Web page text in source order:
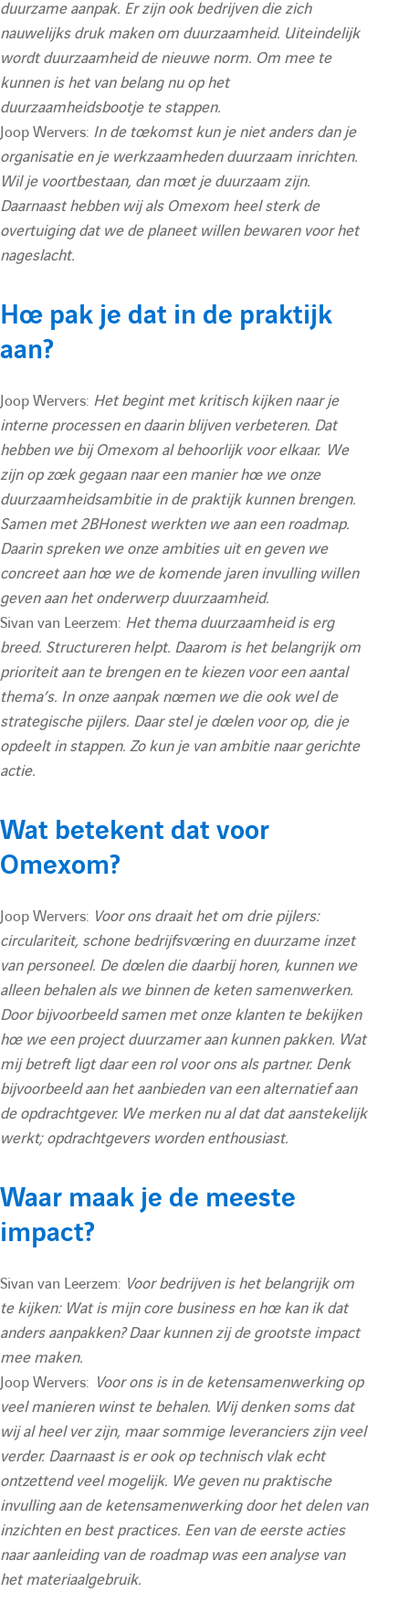
r
c
r
h
duurzame aanpak. Er zijn ook bedrijven die zich
nauwelijks druk maken om duurzaamheid. Uiteindelijk
wordt duurzaamheid de nieuwe norm. Om mee te
kunnen is het van belang nu op het
duurzaamheidsbootje te stappen.
Joop Wervers: In de toekomst kun je niet anders dan je
organisatie en je werkzaamheden duurzaam inrichten.
Wil je voortbestaan, dan moet je duurzaam zijn.
Daarnaast hebben wij als Omexom heel sterk de
overtuiging dat we de planeet willen bewaren voor het
nageslacht.
Hoe pak je dat in de praktijk
aan?
Joop Wervers: Het begint met kritisch kijken naar je
interne processen en daarin blijven verbeteren. Dat
hebben we bij Omexom al behoorlijk voor elkaar. We
zijn op zoek gegaan naar een manier hoe we onze
duurzaamheidsambitie in de praktijk kunnen brengen.
Samen met 2BHonest werkten we aan een roadmap.
Daarin spreken we onze ambities uit en geven we
concreet aan hoe we de komende jaren invulling willen
geven aan het onderwerp duurzaamheid.
Sivan van Leerzem: Het thema duurzaamheid is erg
breed. Structureren helpt. Daarom is het belangrijk om
prioriteit aan te brengen en te kiezen voor een aantal
thema’s. In onze aanpak noemen we die ook wel de
strategische pijlers. Daar stel je doelen voor op, die je
opdeelt in stappen. Zo kun je van ambitie naar gerichte
actie.
Wat betekent dat voor
Omexom?
Joop Wervers: Voor ons draait het om drie pijlers:
circulariteit, schone bedrijfsvoering en duurzame inzet
van personeel. De doelen die daarbij horen, kunnen we
alleen behalen als we binnen de keten samenwerken.
Door bijvoorbeeld samen met onze klanten te bekijken
hoe we een project duurzamer aan kunnen pakken. Wat
mij betreft ligt daar een rol voor ons als partner. Denk
bijvoorbeeld aan het aanbieden van een alternatief aan
de opdrachtgever. We merken nu al dat dat aanstekelijk
werkt; opdrachtgevers worden enthousiast.
Waar maak je de meeste
impact?
Sivan van Leerzem: Voor bedrijven is het belangrijk om
te kijken: Wat is mijn core business en hoe kan ik dat
anders aanpakken? Daar kunnen zij de grootste impact
mee maken.
Joop Wervers: Voor ons is in de ketensamenwerking op
veel manieren winst te behalen. Wij denken soms dat
wij al heel ver zijn, maar sommige leveranciers zijn veel
verder. Daarnaast is er ook op technisch vlak echt
ontzettend veel mogelijk. We geven nu praktische
invulling aan de ketensamenwerking door het delen van
inzichten en best practices. Een van de eerste acties
naar aanleiding van de roadmap was een analyse van
het materiaalgebruik.